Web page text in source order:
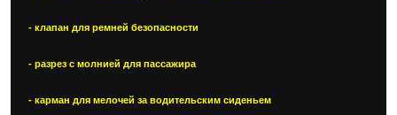
- клапан для ремней безопасности
- разрез с молнией для пассажира
- карман для мелочей за водительским сиденьем